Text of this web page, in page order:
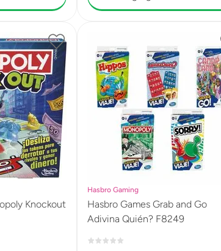
Knockout
Hasbro Gaming
Hasbro Games Grab and Go
Adivina Quién? F8249